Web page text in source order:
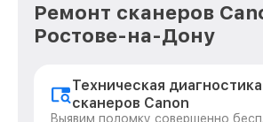
Ремонт сканеров
Ростове-на-Дону
Техническая диагностика
сканеров Canon
Выявим поломку совершенно